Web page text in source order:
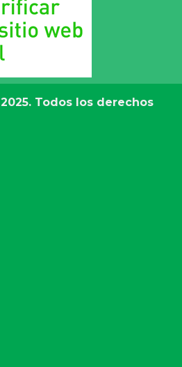
2025. Todos los derechos